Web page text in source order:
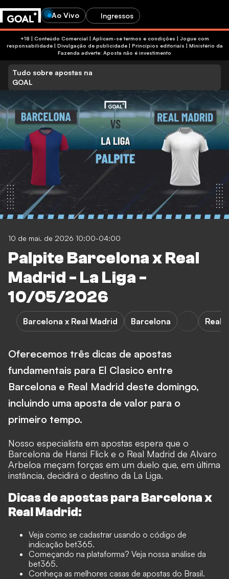
Ao Vivo Ingressos
+18 | Conteúdo Comercial | Aplicam-se termos e condições | Jogue com
responsabilidade| Divulgação de publicidade| Princípios editoriais | Ministério da
Fazenda adverte: Aposta não é investimento
Tudo sobre apostas na
GOAL
10 de mai. de 2026 10:00-04:00
Palpite Barcelona x Real
Madrid - La Liga -
10/05/2026
Barcelona x Real Madrid Barcelona Real
Oferecemos três dicas de apostas
fundamentais para El Clasico entre
Barcelona e Real Madrid deste domingo,
incluindo uma aposta de valor para o
primeiro tempo.
Nosso especialista em apostas espera que o
Barcelona de Hansi Flick e o Real Madrid de Alvaro
Arbeloa meçam forças em um duelo que, em última
instância, decidirá o destino da La Liga.
Dicas de apostas para Barcelona x
Real Madrid:
Veja como se cadastrar usando o código de
indicação bet365.
Começando na plataforma? Veja nossa análise da
bet365.
Conheça as melhores casas de apostas do Brasil.